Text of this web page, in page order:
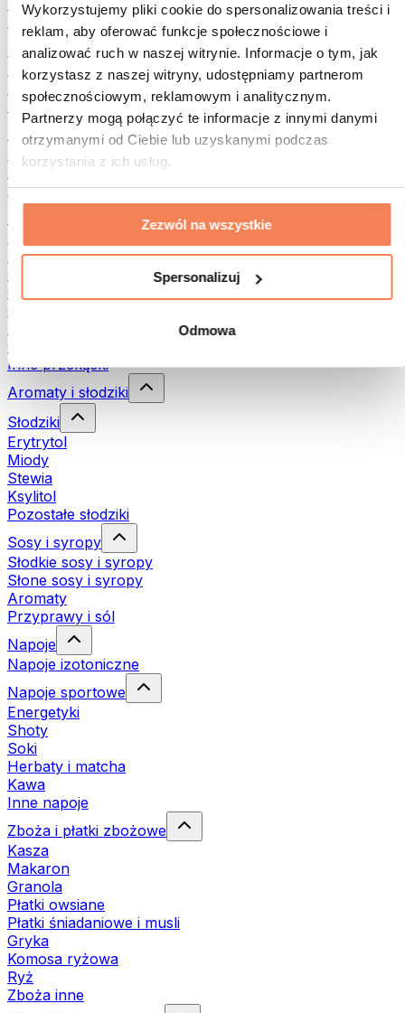
Wykorzystujemy pliki cookie do spersonalizowania treści i
reklam, aby oferować funkcje społecznościowe i
analizować ruch w naszej witrynie. Informacje o tym, jak
korzystasz z naszej witryny, udostępniamy partnerom
społecznościowym, reklamowym i analitycznym.
Partnerzy mogą połączyć te informacje z innymi danymi
otrzymanymi od Ciebie lub uzyskanymi podczas
korzystania z ich usług.
Zezwól na wszystkie
Spersonalizuj
Odmowa
Rośliny strączkowe
Inna żywność fitness
Masła orzechowe
Masło orzechowe 100%
Słodkie masła orzechowe
Masła orzechowe z białkiem
Superfood
Zielone superfoods
Błonnik
Inne superfoods
Suszone mięso
Owoce liofilizowane
Ciastka proteinowe
Chipsy i chrupki
Czekolady
Inne przekąski
Aromaty i słodziki
Słodziki
Erytrytol
Miody
Stewia
Ksylitol
Pozostałe słodziki
Sosy i syropy
Słodkie sosy i syropy
Słone sosy i syropy
Aromaty
Przyprawy i sól
Napoje
Napoje izotoniczne
Napoje sportowe
Energetyki
Shoty
Soki
Herbaty i matcha
Kawa
Inne napoje
Zboża i płatki zbożowe
Kasza
Makaron
Granola
Płatki owsiane
Płatki śniadaniowe i musli
Gryka
Komosa ryżowa
Ryż
Zboża inne